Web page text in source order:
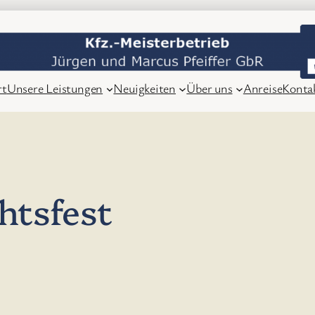
Unsere Leistungen Neuigkeiten Über uns Anreise